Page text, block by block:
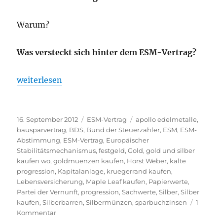
Warum?
Was versteckt sich hinter dem ESM-Vertrag?
„Wird der ESM = Europäischer
weiterlesen
Veröffentlicht
am
16. September 2012 Kategorien
ESM-Vertrag Schlagwörter
apollo edelmetalle,
bausparvertrag, BDS, Bund der Steuerzahler, ESM, ESM-
Abstimmung, ESM-Vertrag, Europäischer
Stabilitätsmechanismus,festgeld,Gold,gold und silber
kaufen wo,goldmuenzen kaufen, Horst Weber, kalte
progression, Kapitalanlage, kruegerrand kaufen,
Lebensversicherung, Maple Leaf kaufen, Papierwerte,
Partei der Vernunft, progression,Sachwerte,Silber,Silber
kaufen,Silberbarren,Silbermünzen,sparbuchzinsen
1
Kommentarzu